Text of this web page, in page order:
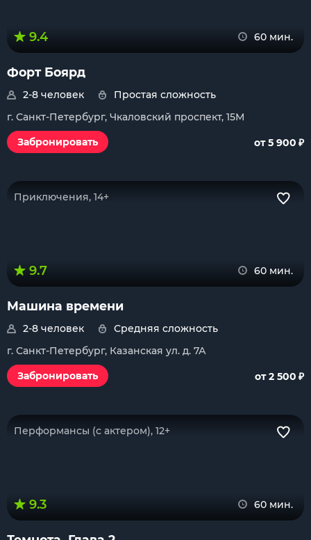
9.4 60 мин.
Форт Боярд
2-8 человек
Простая сложность
г. Санкт-Петербург, Чкаловский проспект, 15М
Забронировать
от 5 900 ₽
Приключения, 14+
9.7 60 мин.
Машина времени
2-8 человек
Средняя сложность
г. Санкт-Петербург, Казанская ул. д. 7А
Забронировать
от 2 500 ₽
Перформансы (с актером), 12+
9.3 60 мин.